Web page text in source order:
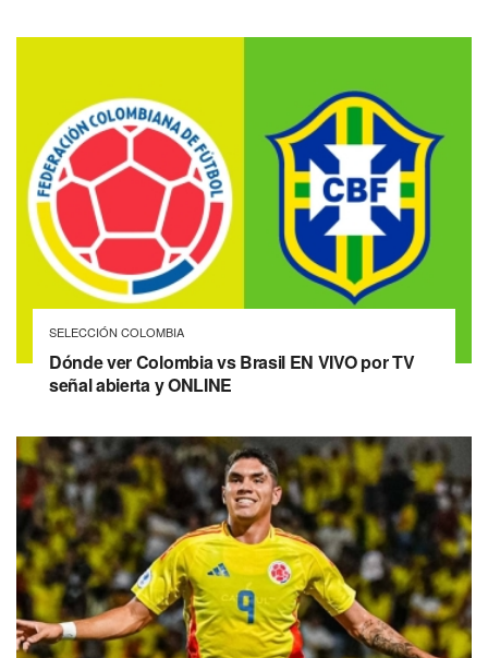
SELECCIÓN COLOMBIA
Dónde ver Colombia vs Brasil EN VIVO por TV
señal abierta y ONLINE